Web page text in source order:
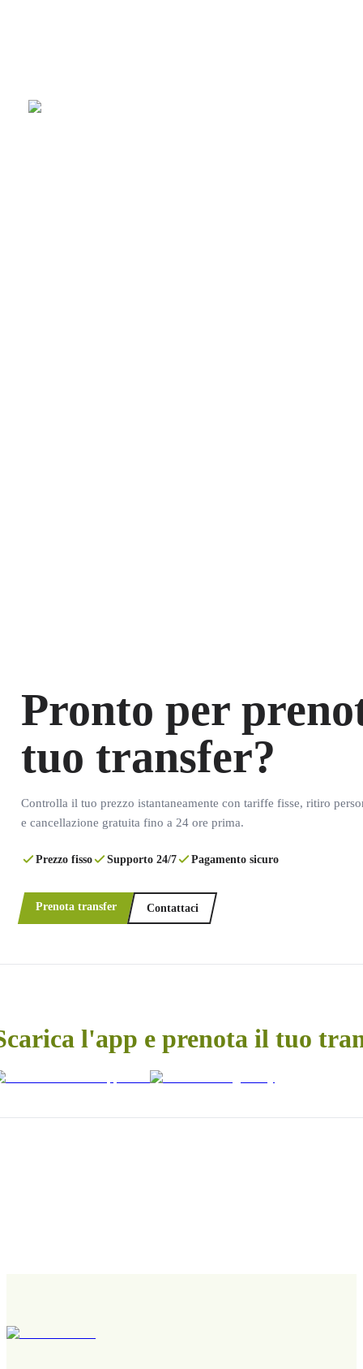
Pronto per
tuo transfer?
Controlla il tuo prezzo istantaneamente con tariffe fisse, ritiro
e cancellazione gratuita fino a 24 ore prima.
Prezzo fisso Supporto 24/7 Pagamento sicuro
Prenota transfer Contattaci
l'app e prenota il tuo